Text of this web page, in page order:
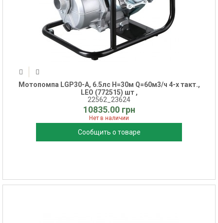
Мотопомпа LGP30-А, 6.5лс Н=30м Q=60м3/ч 4-х такт.,
LEO (772515) шт ,
22562_23624
10835.00 грн
Нет в наличии
Сообщить о товаре